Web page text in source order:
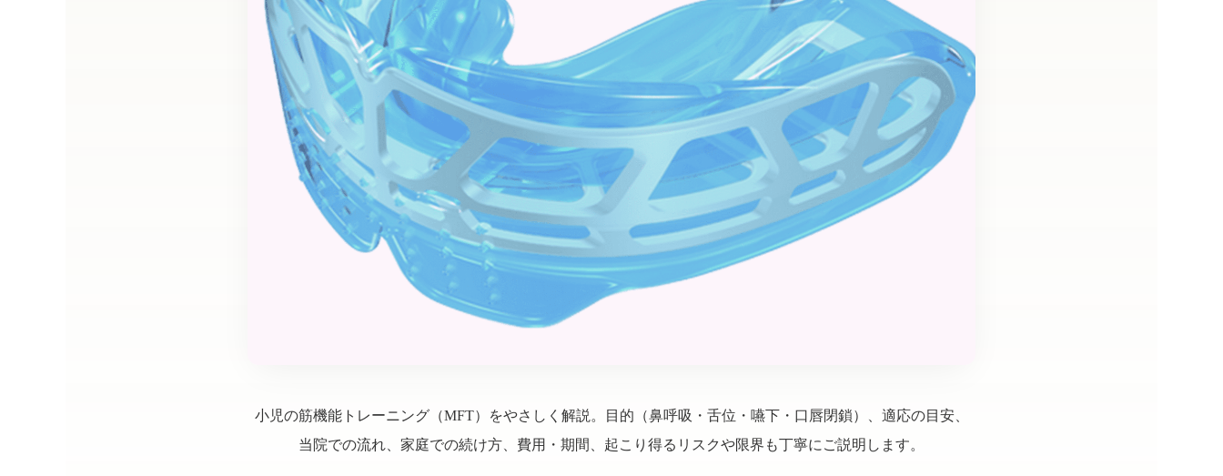
小児の筋機能トレーニング（MFT）をやさしく解説。目的（鼻呼吸・舌位・嚥下・口唇閉鎖）、適応の目安、
当院での流れ、家庭での続け方、費用・期間、起こり得るリスクや限界も丁寧にご説明します。